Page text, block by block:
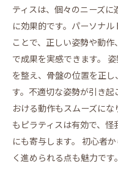
ティスは、個々のニーズ
に効果的です。パーソナ
ことで、正しい姿勢や動
で成果を実感できます。
を整え、骨盤の位置を正
す。不適切な姿勢が引き
おける動作もスムーズに
もピラティスは有効で、
にも寄与します。 初心者
く進められる点も魅力で